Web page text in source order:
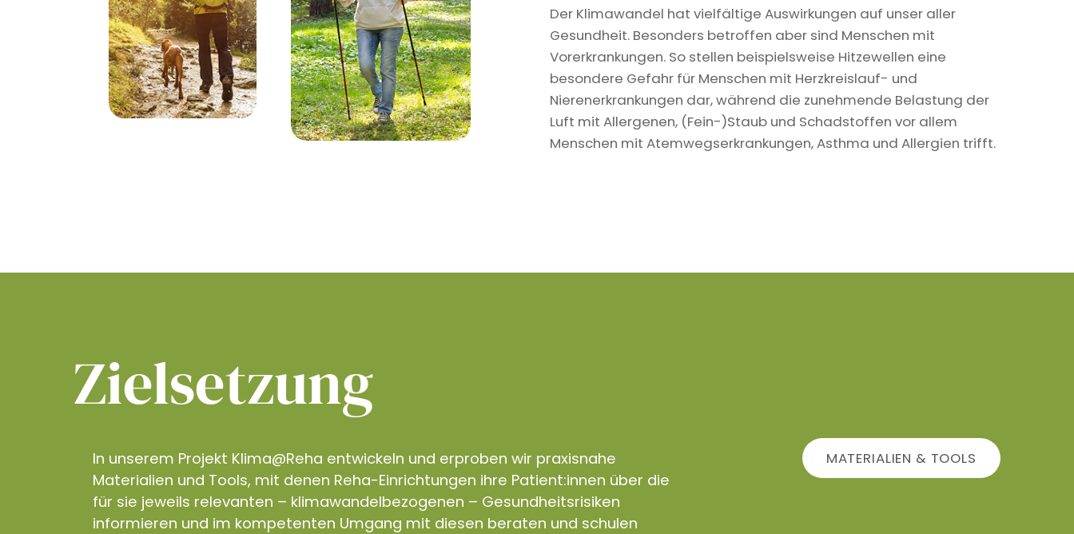
Der Klimawandel hat vielfältige Auswirkungen auf unser aller
Gesundheit. Besonders betroffen aber sind Menschen mit
Vorerkrankungen. So stellen beispielsweise Hitzewellen eine
besondere Gefahr für Menschen mit Herzkreislauf- und
Nierenerkrankungen dar, während die zunehmende Belastung der
Luft mit Allergenen, (Fein-)Staub und Schadstoffen vor allem
Menschen mit Atemwegserkrankungen, Asthma und Allergien trifft.
Zielsetzung
In unserem Projekt Klima@Reha entwickeln und erproben wir praxisnahe
Materialien und Tools, mit denen Reha-Einrichtungen ihre Patient:innen über die
für sie jeweils relevanten – klimawandelbezogenen – Gesundheitsrisiken
informieren und im kompetenten Umgang mit diesen beraten und schulen
MATERIALIEN & TOOLS